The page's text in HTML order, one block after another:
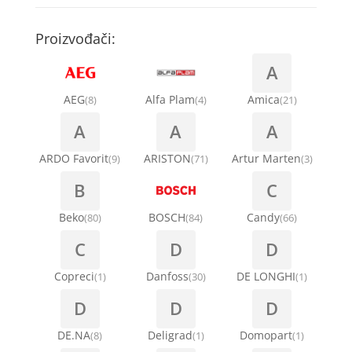
Ručice za vrata za veš mašinu
Šarke za veš mašine
Stakla i okviri vrata za veš mašinu
Termostati i hidrostati za veš mašine
Točkići za sudo mašine
Kompresori za klima uređaje
Kondenz creva
Nosači za klimu
Ostali materijal za montažu klima uređaja
Proizvođači:
AEG(8) Alfa Plam(4)
A
Amica(21)
A
ARDO Favorit(9)
A
ARISTON(71)
A
Artur Marten(3)
B
Beko(80) BOSCH(84)
C
Candy(66)
C
Copreci(1)
D
Danfoss(30)
D
DE LONGHI(1)
D
DE.NA(8)
D
Deligrad(1)
D
Domopart(1)